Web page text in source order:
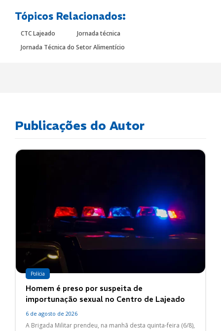
Tópicos Relacionados:
CTC Lajeado
Jornada técnica
Jornada Técnica do Setor Alimentício
Publicações do Autor
Polícia
Homem é preso por suspeita de
importunação sexual no Centro de Lajeado
6 de agosto de 2026
A Brigada Militar prendeu, na manhã desta quinta-feira (6/8),